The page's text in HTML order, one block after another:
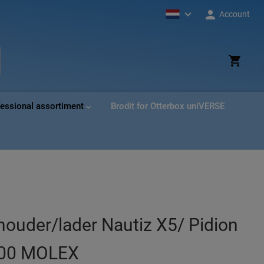
Account
assortiment Brodit for Otterbox uniVERSE
lader Nautiz X5/ Pidion
MOLEX